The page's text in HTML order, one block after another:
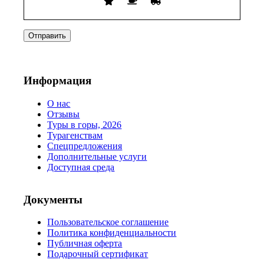
Информация
О нас
Отзывы
Туры в горы, 2026
Турагенствам
Спецпредложения
Дополнительные услуги
Доступная среда
Документы
Пользовательское соглашение
Политика конфиденциальности
Публичная оферта
Подарочный сертификат